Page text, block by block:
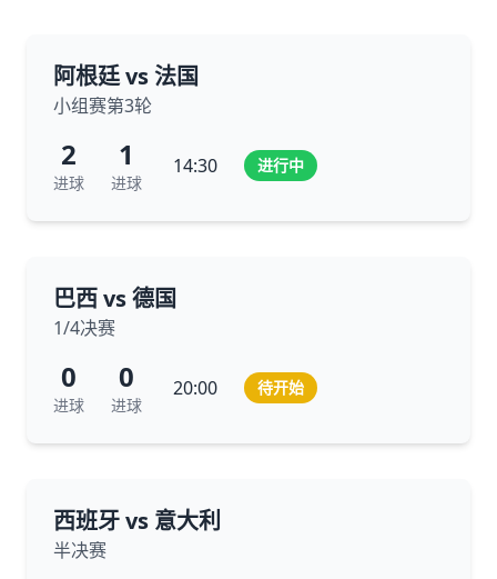
阿根廷 vs 法国
小组赛第3轮
2
进球
1
进球
14:30 进行中
巴西 vs 德国
1/4决赛
0
进球
0
进球
20:00 待开始
西班牙 vs 意大利
半决赛